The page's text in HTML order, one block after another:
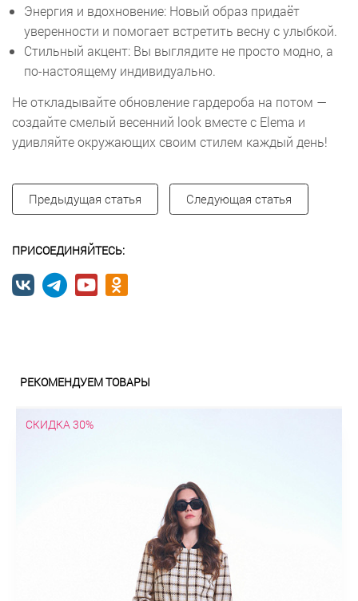
Энергия и вдохновение: Новый образ придаёт
уверенности и помогает встретить весну с улыбкой.
Стильный акцент: Вы выглядите не просто модно, а
по-настоящему индивидуально.
Не откладывайте обновление гардероба на потом —
создайте смелый весенний look вместе с Elema и
удивляйте окружающих своим стилем каждый день!
Предыдущая статья Следующая статья
ПРИСОЕДИНЯЙТЕСЬ:
РЕКОМЕНДУЕМ ТОВАРЫ
СКИДКА 30%